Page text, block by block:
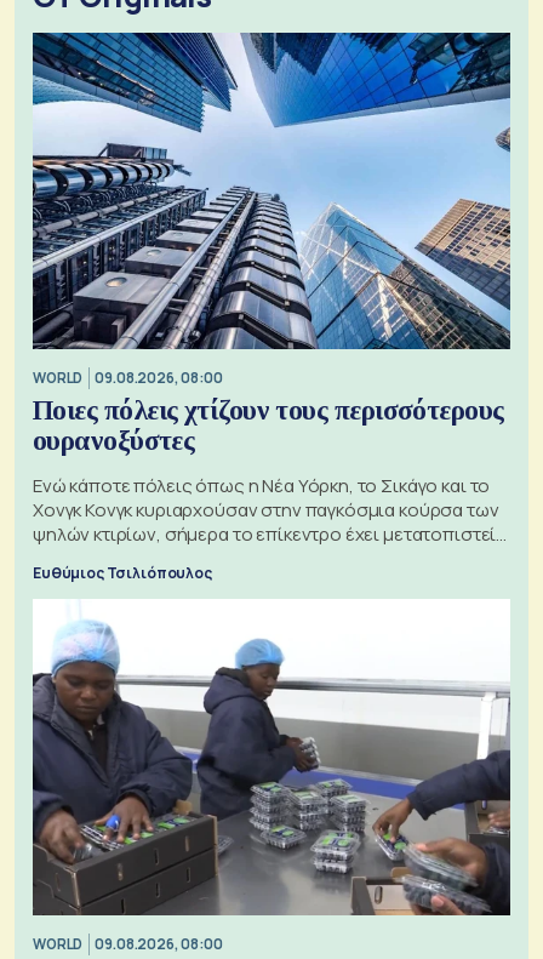
WORLD 09.08.2026, 08:00
Ποιες πόλεις χτίζουν τους περισσότερους
ουρανοξύστες
Ενώ κάποτε πόλεις όπως η Νέα Υόρκη, το Σικάγο και το
Χονγκ Κονγκ κυριαρχούσαν στην παγκόσμια κούρσα των
ψηλών κτιρίων, σήμερα το επίκεντρο έχει μετατοπιστεί
Ευθύμιος Τσιλιόπουλος
WORLD 09.08.2026, 08:00